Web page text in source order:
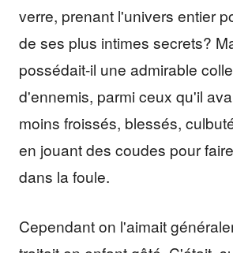
verre, prenant l'univers entier
de ses plus intimes secrets?
possédait-il une admirable
d'ennemis, parmi ceux qu'il
moins froissés, blessés,
en jouant des coudes pour
dans la foule.
Cependant on l'aimait